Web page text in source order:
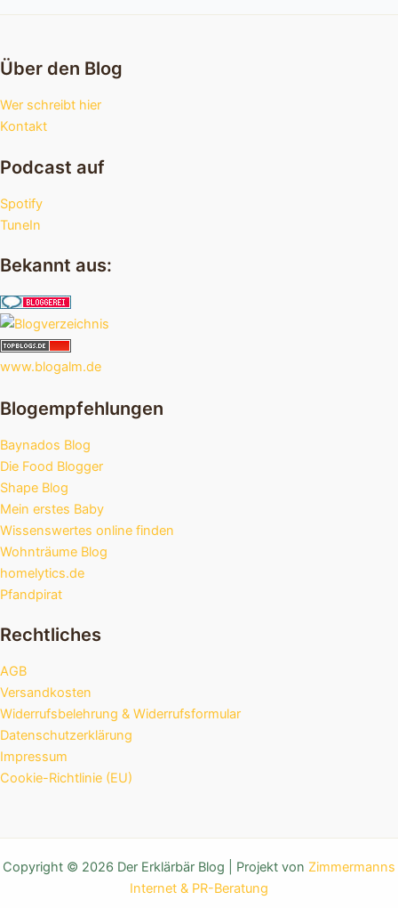
Über den Blog
Wer schreibt hier
Kontakt
Podcast auf
Spotify
TuneIn
Bekannt aus:
www.blogalm.de
Blogempfehlungen
Baynados Blog
Die Food Blogger
Shape Blog
Mein erstes Baby
Wissenswertes online finden
Wohnträume Blog
homelytics.de
Pfandpirat
Rechtliches
AGB
Versandkosten
Widerrufsbelehrung & Widerrufsformular
Datenschutzerklärung
Impressum
Cookie-Richtlinie (EU)
Copyright © 2026 Der Erklärbär Blog | Projekt von Zimmermanns
Internet & PR-Beratung